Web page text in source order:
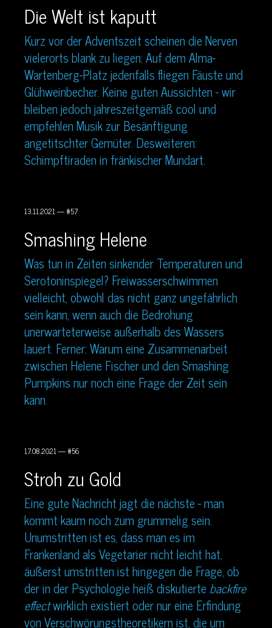
Die Welt ist kaputt
Kurz vor der Adventszeit scheinen die Nerven
vielerorts blank zu liegen: Auf dem Alma-
Wartenberg-Platz jedenfalls fliegen Fäuste und
Glühweinbecher. Keine guten Aussichten - wir
bleiben jedoch jahreszeitgemäß cool und
empfehlen Musik zur Besänftigung
angetitschter Gemüter. Desweiteren:
Schimpftiraden in fränkischer Mundart.
13.11.2021 — #57
Smashing Helene
Was tun in Zeiten sinkender Temperaturen und
Serotoninspiegel? Freiwasserschwimmen
vielleicht, obwohl das nicht ganz ungefährlich
sein kann, wenn auch die Bedrohung
unerwarteterweise außerhalb des Wassers
lauert. Ferner: Warum eine Zusammenarbeit
zwischen Helene Fischer und den Smashing
Pumpkins nur noch eine Frage der Zeit sein
kann.
17.08.2021 — #56
Stroh zu Gold
Eine gute Nachricht jagt die nächste - man
kommt kaum noch zum grummelig sein.
Unumstritten ist es, dass man es im
Frankenland als Vegetarier nicht leicht hat,
äußerst umstritten ist hingegen die Frage, ob
der in der Psychologie heiß diskutierte backfire
effectwirklich existiert oder nur eine Erfindung
von Verschwörungstheoretikern ist, die um